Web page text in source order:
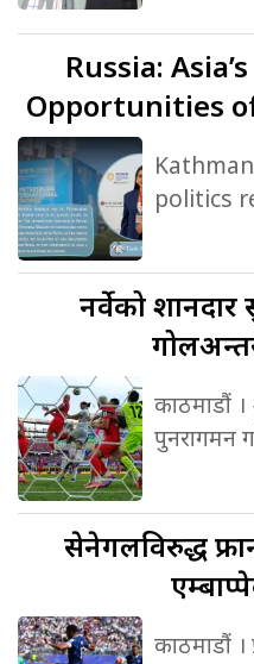
Russia:
Opportunities
politics
नर्वेकोशानदार
काठमाडौं
पुनरागमन
सेनेगलविरुद्ध
काठमाडौं